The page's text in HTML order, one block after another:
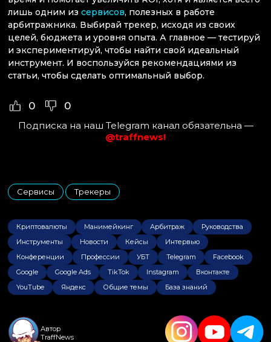
лишь одним из сервисов, полезных в работе
арбитражника. Выбирай трекер, исходя из своих
целей, бюджета и уровня опыта. А главное — тестируй
и экспериментируй, чтобы найти свой идеальный
инструмент. И воспользуйся рекомендациями из
статьи, чтобы сделать оптимальный выбор.
0 0
Подписка на наш Telegram канал обязательна —
@traffnews!
Сервисы
,
Трекеры
Криптовалюты Манимейкинг Арбитраж
Руководства
Инструменты
Новости Кейсы
Интервью
Конференции
Профессии УБТ Telegram
Facebook
Google
Google Ads TikTok Instagram
Вконтакте
YouTube
Яндекс Общие темы База знаний
Автор
TraffNews